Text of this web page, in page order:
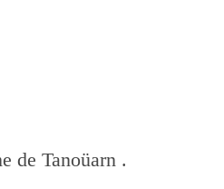
de Tanoüarn .